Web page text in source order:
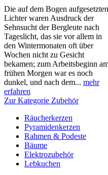
Die auf dem Bogen aufgesetzten
Lichter waren Ausdruck der
Sehnsucht der Bergleute nach
Tageslicht, das sie vor allem in
den Wintermonaten oft über
Wochen nicht zu Gesicht
bekamen; zum Arbeitsbeginn
frühen Morgen war es noch
dunkel, und nach dem... mehr
erfahren
Zur Kategorie Zubehör
Räucherkerzen
Pyramidenkerzen
Rahmen & Podeste
Bäume
Elektrozubehör
Lebkuchen